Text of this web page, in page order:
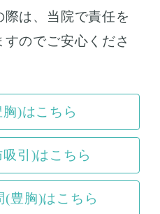
は、当院で責任を
のでご安心くださ
)はこちら
引)はこちら
(豊胸)はこちら